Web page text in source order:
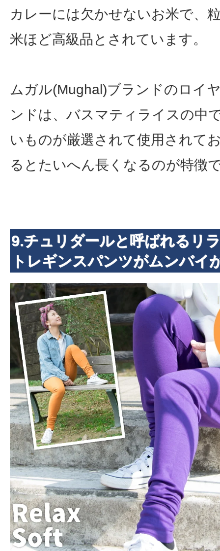
カレーには欠かせないお米で、
米ほど高級品とされています。
ムガル(Mughal)ブランドのロイ
ンドは、バスマティライスの中
いものが厳選されて使用されて
るとたいへん長くなるのが特徴
9.チュリダールと呼ばれるリ
トレギンスパンツがムンバイ